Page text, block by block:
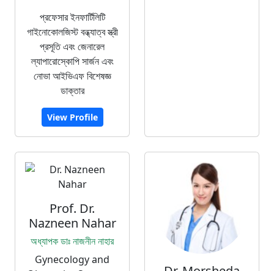
প্রফেসার ইনফার্টিলিটি
গাইনোকোলজিস্ট বন্ধ্যাত্ব স্ত্রী
প্রসূতি এবং জেনারেল
ল্যাপারোস্কোপি সার্জন এবং
নোভা আইভিএফ বিশেষজ্ঞ
ডাক্তার
View Profile
Prof. Dr.
Nazneen Nahar
অধ্যাপক ডাঃ নাজনীন নাহার
Gynecology and